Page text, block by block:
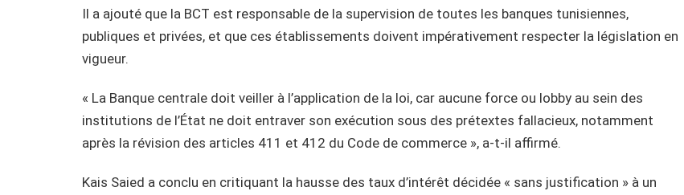
Il a ajouté que la BCT est responsable de la supervision de toutes les banques tunisiennes,
publiques et privées, et que ces établissements doivent impérativement respecter la législation en
vigueur.
« La Banque centrale doit veiller à l’application de la loi, car aucune force ou lobby au sein des
institutions de l’État ne doit entraver son exécution sous des prétextes fallacieux, notamment
après la révision des articles 411 et 412 du Code de commerce », a-t-il affirmé.
Kais Saied a conclu en critiquant la hausse des taux d’intérêt décidée « sans justification » à un